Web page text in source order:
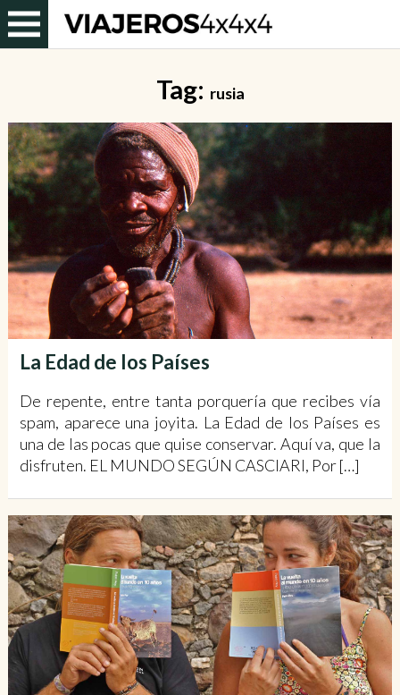
Tag: rusia
La Edad de los Países
De repente, entre tanta porquería que recibes vía
spam, aparece una joyita. La Edad de los Países es
una de las pocas que quise conservar. Aquí va, que la
disfruten. EL MUNDO SEGÚN CASCIARI, Por […]